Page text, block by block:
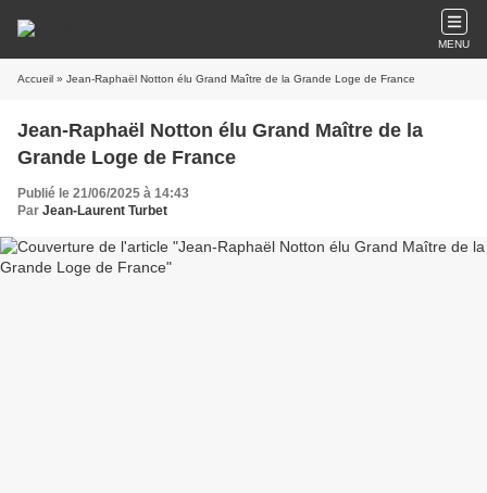
MENU
Accueil » Jean-Raphaël Notton élu Grand Maître de la Grande Loge de France
Jean-Raphaël Notton élu Grand Maître de la
Grande Loge de France
Publié le 21/06/2025 à 14:43
Par Jean-Laurent Turbet